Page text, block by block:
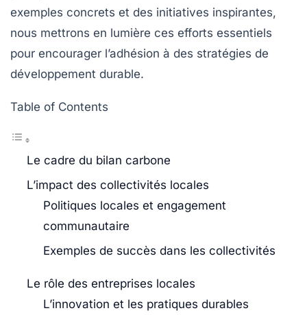
exemples concrets et des initiatives inspirantes,
nous mettrons en lumière ces efforts essentiels
pour encourager l’adhésion à des stratégies de
développement durable.
Table of Contents
Le cadre du bilan carbone
L’impact des collectivités locales
Politiques locales et engagement
communautaire
Exemples de succès dans les collectivités
Le rôle des entreprises locales
L’innovation et les pratiques durables